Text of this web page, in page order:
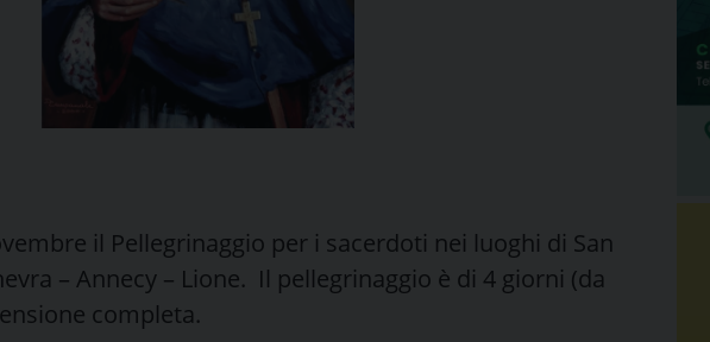
il Pellegrinaggio per i sacerdoti nei luoghi di San
– Annecy – Lione. Il pellegrinaggio è di 4 giorni (da
completa.